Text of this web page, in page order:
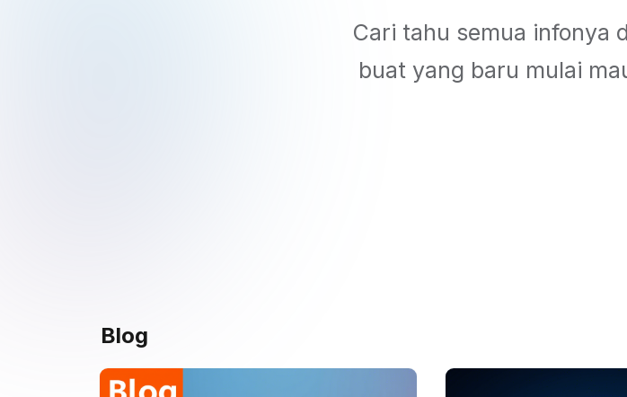
Cari tahu semua infonya
buat yang baru mulai
Blog